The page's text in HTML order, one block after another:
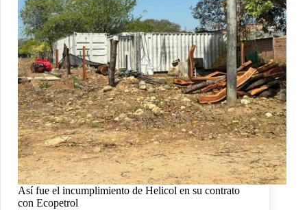
Así fue el incumplimiento de Helicol en su contrato
con Ecopetrol